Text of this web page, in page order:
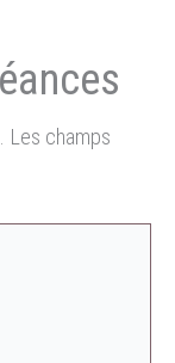
Les champs